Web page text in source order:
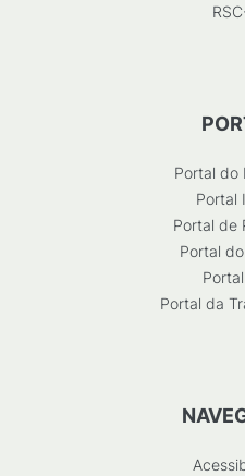
Portal do
Portal
Portal de
Portal
Portal da